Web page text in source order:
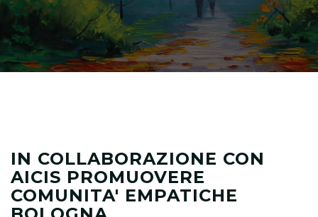
IN COLLABORAZIONE CON
AICIS PROMUOVERE
COMUNITA' EMPATICHE